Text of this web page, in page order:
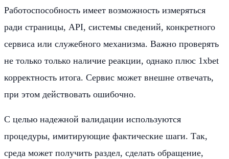
Работоспособность имеет возможность измеряться
ради страницы, API, системы сведений, конкретного
сервиса или служебного механизма. Важно проверять
не только только наличие реакции, однако плюс 1xbet
корректность итога. Сервис может внешне отвечать,
при этом действовать ошибочно.
С целью надежной валидации используются
процедуры, имитирующие фактические шаги. Так,
среда может получить раздел, сделать обращение,